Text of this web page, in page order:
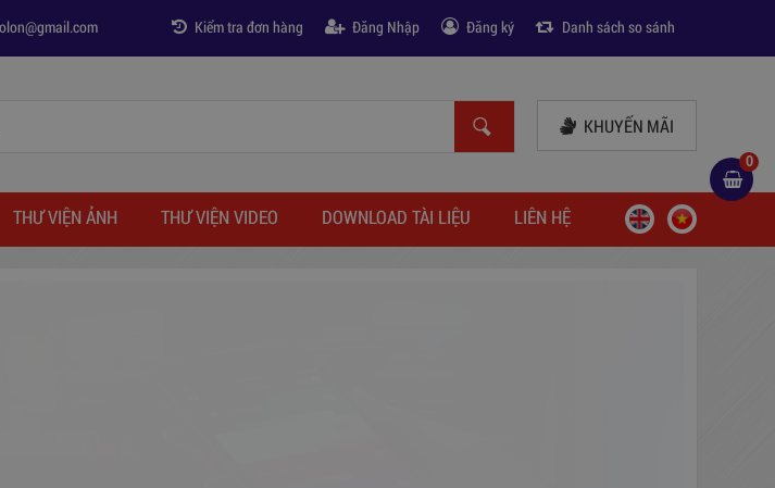
Danh sách so sánh
Đăng ký
Đăng Nhập
Kiểm tra đơn hàng
KHUYẾN MÃI
0
THƯ VIỆN ẢNH THƯ VIỆN VIDEO DOWNLOAD TÀI LIỆU LIÊN HỆ